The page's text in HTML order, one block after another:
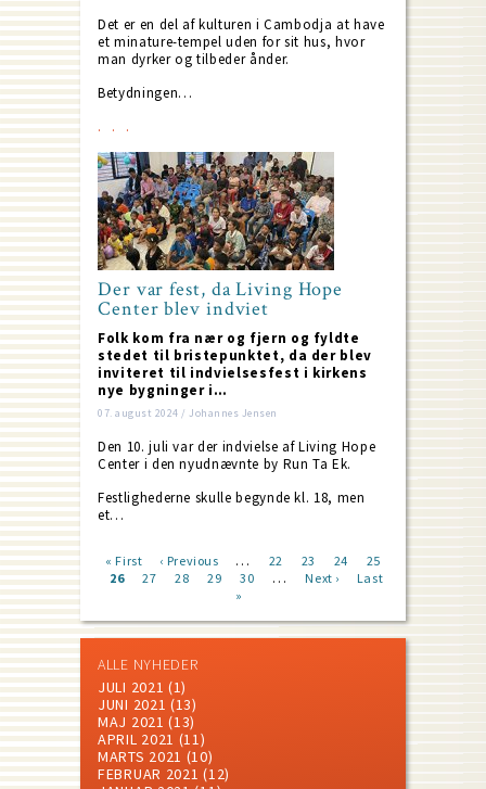
Det er en del af kulturen i Cambodja at have
et minature-tempel uden for sit hus, hvor
man dyrker og tilbeder ånder.
Betydningen…
Der var fest, da Living Hope
Center blev indviet
Folk kom fra nær og fjern og fyldte
stedet til bristepunktet, da der blev
inviteret til indvielsesfest i kirkens
nye bygninger i…
07. august 2024 / Johannes Jensen
Den 10. juli var der indvielse af Living Hope
Center i den nyudnævnte by Run Ta Ek.
Festlighederne skulle begynde kl. 18, men
et…
Pagination
First
page
« First
Previous
page
‹ Previous … Page
22 Page
23 Page
24 Page
25
Current
26 Page
27 Page
28 Page
29 Page
30 …
Next
Next ›
Last
Last
»
ALLE NYHEDER
JULI 2021 (1)
JUNI 2021 (13)
MAJ 2021 (13)
APRIL 2021 (11)
MARTS 2021 (10)
FEBRUAR 2021 (12)